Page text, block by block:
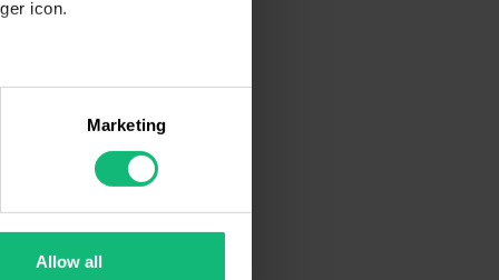
icon.
meters
who may combine it with
Marketing
Allow all